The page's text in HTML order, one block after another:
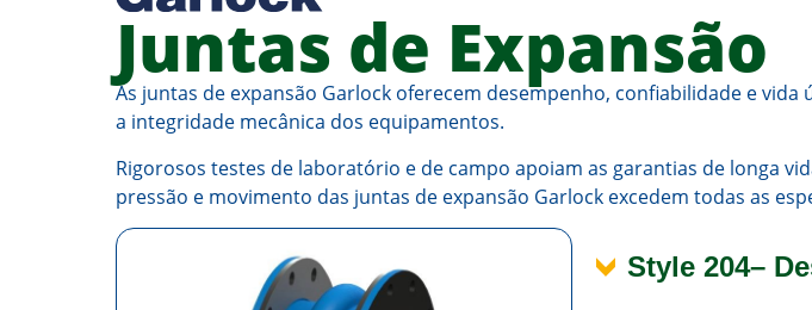
Juntas de Expansão
As juntas de expansão Garlock oferecem desempenho, confiabilidade e
a integridade mecânica dos equipamentos.
Rigorosos testes de laboratório e de campo apoiam as garantias de longa
pressão e movimento das juntas de expansão Garlock excedem todas as
Style 204–